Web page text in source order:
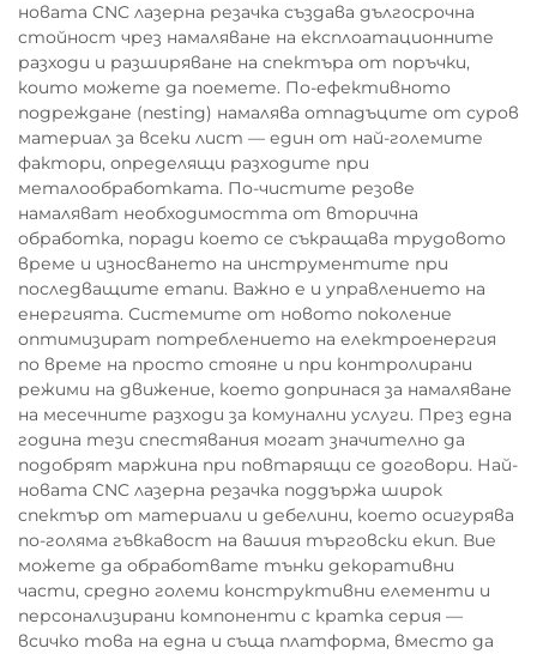
новата CNC лазерна резачка създава дългосрочна
стойност чрез намаляване на експлоатационните
разходи и разширяване на спектъра от поръчки,
които можете да поемете. По-ефективното
подреждане (nesting) намалява отпадъците от суров
материал за всеки лист — един от най-големите
фактори, определящи разходите при
металообработката. По-чистите резове
намаляват необходимостта от вторична
обработка, поради което се съкращава трудовото
време и износването на инструментите при
последващите етапи. Важно е и управлението на
енергията. Системите от новото поколение
оптимизират потреблението на електроенергия
по време на просто стояне и при контролирани
режими на движение, което допринася за намаляване
на месечните разходи за комунални услуги. През една
година тези спестявания могат значително да
подобрят маржина при повтарящи се договори. Най-
новата CNC лазерна резачка поддържа широк
спектър от материали и дебелини, което осигурява
по-голяма гъвкавост на вашия търговски екип. Вие
можете да обработвате тънки декоративни
части, средно големи конструктивни елементи и
персонализирани компоненти с кратка серия —
всичко това на една и съща платформа, вместо да